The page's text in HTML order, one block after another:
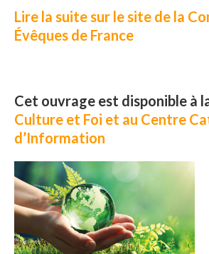
Lire la suite sur le site de la
Évêques de France
Cet ouvrage est disponible à
Culture et Foi et au Centre
d’Information